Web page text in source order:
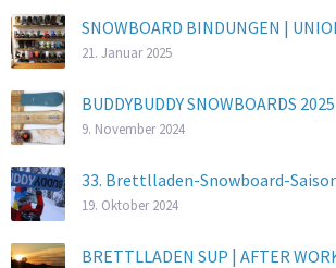
SNOWBOARD BINDUNGEN |
21. Januar 2025
BUDDYBUDDY SNOWBOARDS 2025
9. November 2024
33. Brettlladen-Snowboard-
19. Oktober 2024
BRETTLLADEN SUP | AFTER